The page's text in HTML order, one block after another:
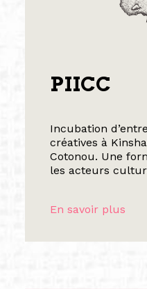
PIICC
Incubation
créatives à
Cotonou. Une
les acteurs
En savoir plus